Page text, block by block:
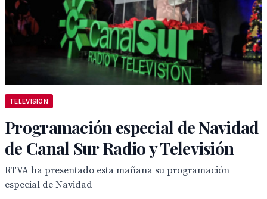
TELEVISION
Programación especial de Navidad
de Canal Sur Radio y Televisión
RTVA ha presentado esta mañana su programación
especial de Navidad